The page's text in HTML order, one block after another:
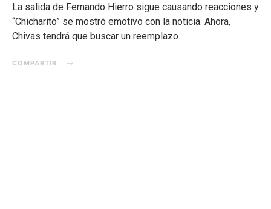
La salida de Fernando Hierro sigue causando reacciones y
“Chicharito” se mostró emotivo con la noticia. Ahora,
Chivas tendrá que buscar un reemplazo.
COMPARTIR